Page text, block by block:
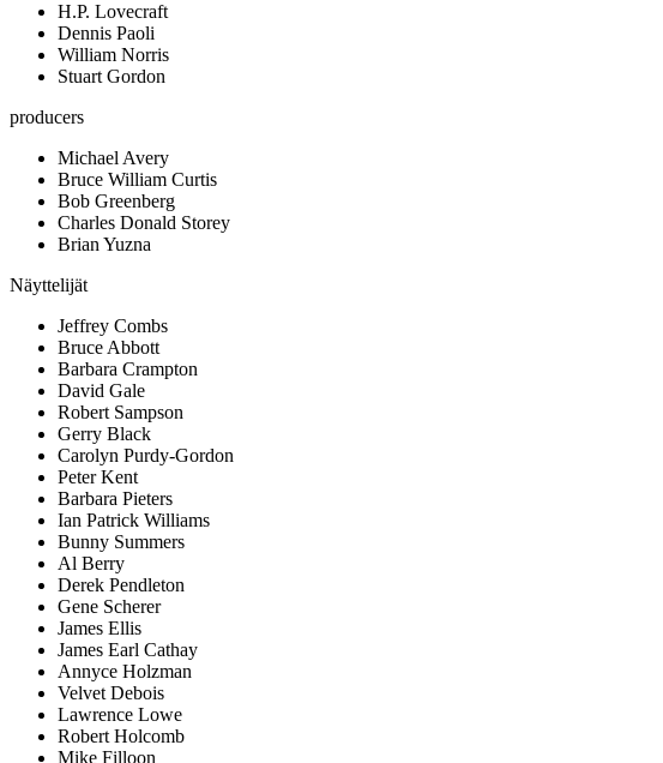
H.P. Lovecraft
Dennis Paoli
William Norris
Stuart Gordon
producers
Michael Avery
Bruce William Curtis
Bob Greenberg
Charles Donald Storey
Brian Yuzna
Näyttelijät
Jeffrey Combs
Bruce Abbott
Barbara Crampton
David Gale
Robert Sampson
Gerry Black
Carolyn Purdy-Gordon
Peter Kent
Barbara Pieters
Ian Patrick Williams
Bunny Summers
Al Berry
Derek Pendleton
Gene Scherer
James Ellis
James Earl Cathay
Annyce Holzman
Velvet Debois
Lawrence Lowe
Robert Holcomb
Mike Filloon